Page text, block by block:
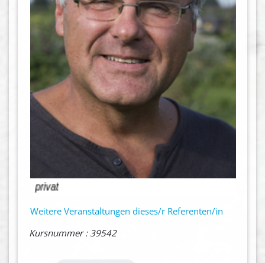
Weitere Veranstaltungen dieses/r Referenten/in
Kursnummer : 39542